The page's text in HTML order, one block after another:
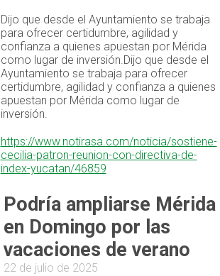
Dijo que desde el Ayuntamiento se trabaja
para ofrecer certidumbre, agilidad y
confianza a quienes apuestan por Mérida
como lugar de inversión.Dijo que desde el
Ayuntamiento se trabaja para ofrecer
certidumbre, agilidad y confianza a quienes
apuestan por Mérida como lugar de
inversión.
https://www.notirasa.com/noticia/sostiene-
cecilia-patron-reunion-con-directiva-de-
index-yucatan/46859
Podría ampliarse Mérida
en Domingo por las
vacaciones de verano
22 de julio de 2025